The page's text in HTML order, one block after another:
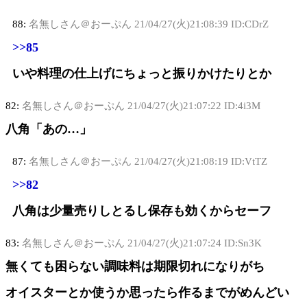
88: 名無しさん＠おーぷん 21/04/27(火)21:08:39 ID:CDrZ
>>85
いや料理の仕上げにちょっと振りかけたりとか
82: 名無しさん＠おーぷん 21/04/27(火)21:07:22 ID:4i3M
八角「あの…」
87: 名無しさん＠おーぷん 21/04/27(火)21:08:19 ID:VtTZ
>>82
八角は少量売りしとるし保存も効くからセーフ
83: 名無しさん＠おーぷん 21/04/27(火)21:07:24 ID:Sn3K
無くても困らない調味料は期限切れになりがち
オイスターとか使うか思ったら作るまでがめんどい